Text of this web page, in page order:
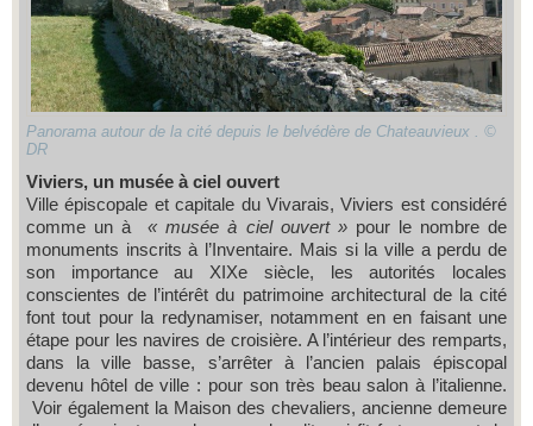
Panorama autour de la cité depuis le belvédère de Chateauvieux . ©
DR
Viviers, un musée à ciel ouvert
Ville épiscopale et capitale du Vivarais, Viviers est considéré
comme un à« musée à ciel ouvert »pour le nombre de
monuments inscrits à l’Inventaire. Mais si la ville a perdu de
son importance au XIXe siècle, les autorités locales
conscientes de l’intérêt du patrimoine architectural de la cité
font tout pour la redynamiser, notamment en en faisant une
étape pour les navires de croisière. A l’intérieur des remparts,
dans la ville basse, s’arrêter à l’ancien palais épiscopal
devenu hôtel de ville : pour son très beau salon à l’italienne.
Voir également la Maison des chevaliers, ancienne demeure